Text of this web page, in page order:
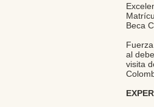
Beca
al
visita